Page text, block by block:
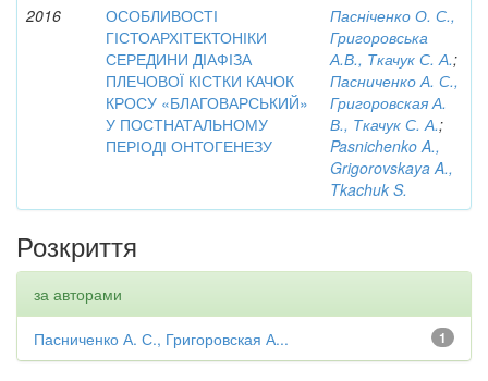
2016
ОСОБЛИВОСТІ
ГІСТОАРХІТЕКТОНІКИ
СЕРЕДИНИ ДІАФІЗА
ПЛЕЧОВОЇ КІСТКИ КАЧОК
КРОСУ «БЛАГОВАРСЬКИЙ»
У ПОСТНАТАЛЬНОМУ
ПЕРІОДІ ОНТОГЕНЕЗУ
Пасніченко О. С.,
Григоровська
А.В., Ткачук С. А.;
Пасниченко А. С.,
Григоровская А.
В., Ткачук С. А.;
Pasnichenko A.,
Grigorovskaya A.,
Tkachuk S.
Розкриття
за авторами
1
Пасниченко А. С., Григоровская А...